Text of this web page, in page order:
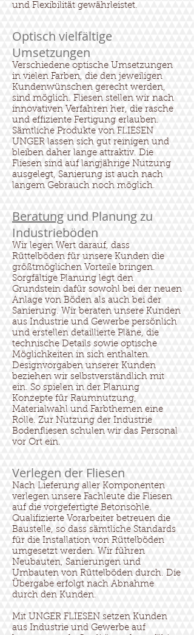
und Flexibilität gewährleistet.
Optisch vielfältige
Umsetzungen
Verschiedene optische Umsetzungen
in vielen Farben, die den jeweiligen
Kundenwünschen gerecht werden,
sind möglich. Fliesen stellen wir nach
innovativen Verfahren her, die rasche
und effiziente Fertigung erlauben.
Sämtliche Produkte von FLIESEN
UNGER lassen sich gut reinigen und
bleiben daher lange attraktiv. Die
Fliesen sind auf langjährige Nutzung
ausgelegt, Sanierung ist auch nach
langem Gebrauch noch möglich.
Beratung und Planung zu
Industrieböden
Wir legen Wert darauf, dass
Rüttelböden für unsere Kunden die
größtmöglichen Vorteile bringen.
Sorgfältige Planung legt den
Grundstein dafür sowohl bei der neuen
Anlage von Böden als auch bei der
Sanierung. Wir beraten unsere Kunden
aus Industrie und Gewerbe persönlich
und erstellen detaillierte Pläne, die
technische Details sowie optische
Möglichkeiten in sich enthalten.
Designvorgaben unserer Kunden
beziehen wir selbstverständlich mit
ein. So spielen in der Planung
Konzepte für Raumnutzung,
Materialwahl und Farbthemen eine
Rolle. Zur Nutzung der Industrie
Bodenfliesen schulen wir das Personal
vor Ort ein.
Verlegen der Fliesen
Nach Lieferung aller Komponenten
verlegen unsere Fachleute die Fliesen
auf die vorgefertigte Betonsohle.
Qualifizierte Vorarbeiter betreuen die
Baustelle, so dass sämtliche Standards
für die Installation von Rüttelböden
umgesetzt werden. Wir führen
Neubauten, Sanierungen und
Umbauten von Rüttelböden durch. Die
Übergabe erfolgt nach Abnahme
durch den Kunden.
Mit UNGER FLIESEN setzen Kunden
aus Industrie und Gewerbe auf